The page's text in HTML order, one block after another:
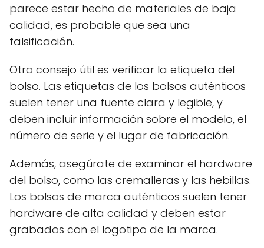
parece estar hecho de materiales de baja
calidad, es probable que sea una
falsificación.
Otro consejo útil es verificar la etiqueta del
bolso. Las etiquetas de los bolsos auténticos
suelen tener una fuente clara y legible, y
deben incluir información sobre el modelo, el
número de serie y el lugar de fabricación.
Además, asegúrate de examinar el hardware
del bolso, como las cremalleras y las hebillas.
Los bolsos de marca auténticos suelen tener
hardware de alta calidad y deben estar
grabados con el logotipo de la marca.